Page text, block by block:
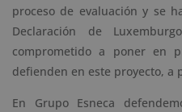
proceso de evaluación y se
Declaración de
comprometido a poner en
defienden en este proyecto, a
En Grupo Esneca